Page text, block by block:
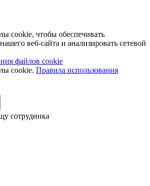
cookie, чтобы обеспечивать
веб-сайта и анализировать сетевой
файлов cookie
cookie. Правила использования
сотрудника